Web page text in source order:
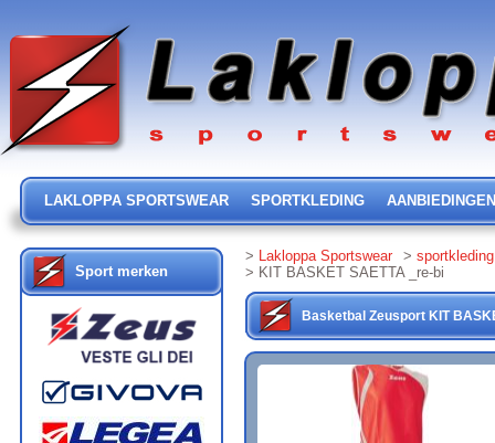
LAKLOPPA SPORTSWEAR SPORTKLEDING AANBIEDINGEN
Sport merken
> Lakloppa Sportswear > sportkleding
> KIT BASKET SAETTA _re-bi
Basketbal Zeusport KIT